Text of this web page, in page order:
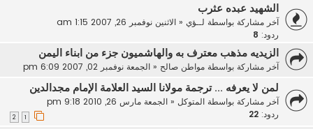
الشهيد عبده عثرب
آخر مشاركة بواسطة لــؤي « الاثنين نوفمبر 26, 2007 1:15 am
ردود: 8
الزيديه مذهب معترف به والهاشميون جزء من ابناء اليمن
آخر مشاركة بواسطة مواطن صالح « الجمعة نوفمبر 02, 2007 6:09 pm
لمن لا يعرفه ... ترجمة مولانا السيد العلامة الإمام مجدالدين
آخر مشاركة بواسطة المتوكل « الجمعة مارس 26, 2010 9:18 pm
ردود: 22
1
2